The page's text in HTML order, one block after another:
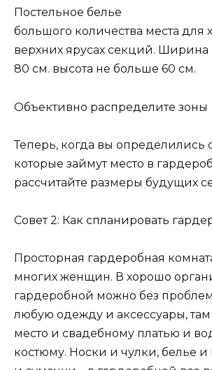
Постельное белье
большого количества места для
верхних ярусах секций. Ширина
80 см. высота не больше 60 см.
Объективно распределите зоны
Теперь, когда вы определились
которые займут место в
рассчитайте размеры будущих
Совет 2: Как спланировать
Просторная гардеробная
многих женщин. В хорошо
гардеробной можно без
любую одежду и аксессуары, там
место и свадебному платью и
костюму. Носки и чулки, белье